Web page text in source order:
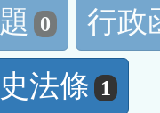
0
行政
法條 1